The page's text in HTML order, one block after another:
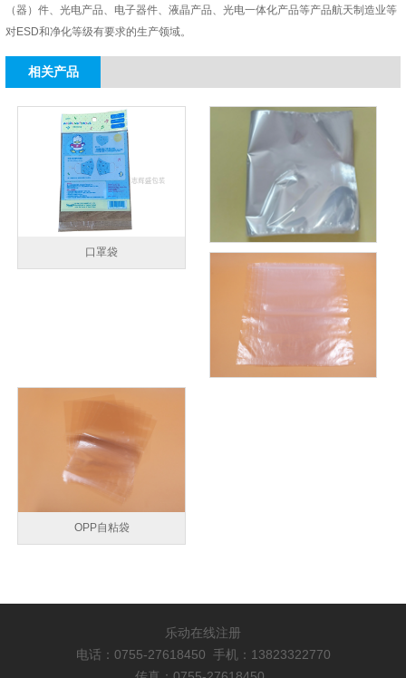
（器）件、光电产品、电子器件、液晶产品、光电一体化产品等产品航天制造业等
对ESD和净化等级有要求的生产领域。
相关产品
口罩袋
OPP自粘袋
乐动在线注册
电话：0755-27618450 手机：13823322770